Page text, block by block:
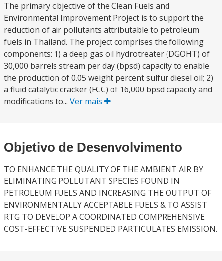
The primary objective of the Clean Fuels and
Environmental Improvement Project is to support the
reduction of air pollutants attributable to petroleum
fuels in Thailand. The project comprises the following
components: 1) a deep gas oil hydrotreater (DGOHT) of
30,000 barrels stream per day (bpsd) capacity to enable
the production of 0.05 weight percent sulfur diesel oil; 2)
a fluid catalytic cracker (FCC) of 16,000 bpsd capacity and
modifications to... Ver mais
Objetivo de Desenvolvimento
TO ENHANCE THE QUALITY OF THE AMBIENT AIR BY
ELIMINATING POLLUTANT SPECIES FOUND IN
PETROLEUM FUELS AND INCREASING THE OUTPUT OF
ENVIRONMENTALLY ACCEPTABLE FUELS & TO ASSIST
RTG TO DEVELOP A COORDINATED COMPREHENSIVE
COST-EFFECTIVE SUSPENDED PARTICULATES EMISSION.